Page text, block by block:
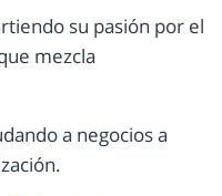
su pasión por el
mezcla
a negocios a